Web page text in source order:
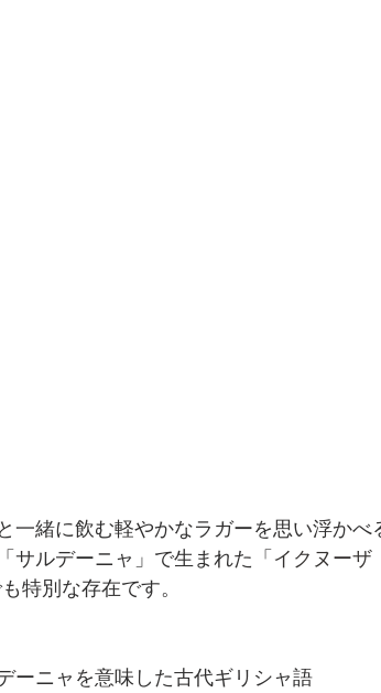
一緒に飲む軽やかなラガーを思い浮かべ
サルデーニャ」で生まれた「 イクヌーザ
特別な存在です。
ーニャを意味した古代ギリシャ語